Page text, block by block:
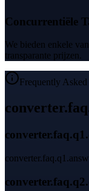
Concurrentiële
We bieden enkele
transparante prijzen.
Frequently